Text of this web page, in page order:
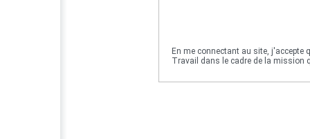
En me connectant au site, j'accepte
Travail dans le cadre de la mission